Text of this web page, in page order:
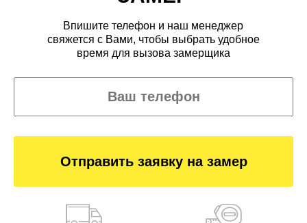
Впишите телефон и наш менеджер
свяжется с Вами, чтобы выбрать удобное
время для вызова замерщика
Отправить заявку на замер